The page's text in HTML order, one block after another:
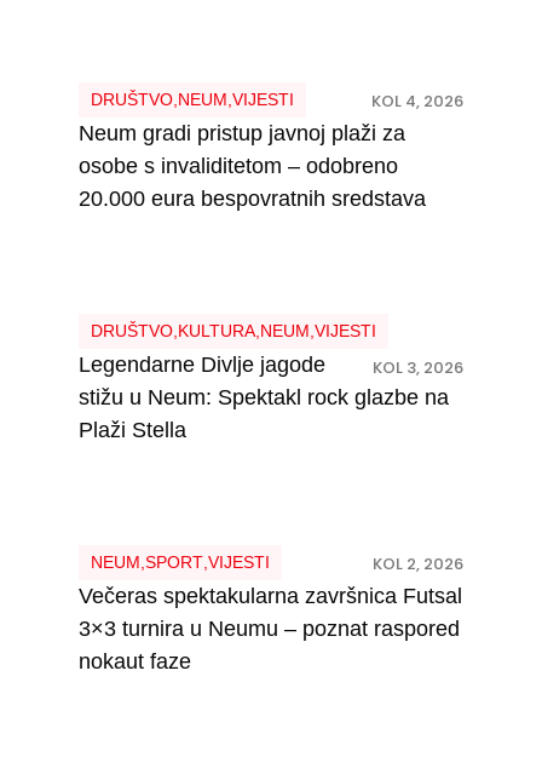
DRUŠTVO, NEUM VIJESTI KOL 4, 2026
Neum gradi pristup javnoj plaži za
osobe s invaliditetom – odobreno
20.000 eura bespovratnih sredstava
DRUŠTVO, KULTURA, NEUM VIJESTI
KOL 3, 2026
Legendarne Divlje jagode
stižu u Neum: Spektakl rock glazbe na
Plaži Stella
NEUM SPORT, VIJESTI KOL 2, 2026
Večeras spektakularna završnica Futsal
3×3 turnira u Neumu – poznat raspored
nokaut faze